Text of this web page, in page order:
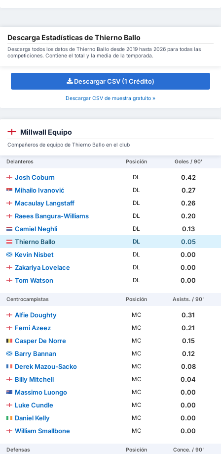
Descarga Estadísticas de Thierno Ballo
Descarga todos los datos de Thierno Ballo desde 2019 hasta 2026 para todas las
competiciones. Contiene el total y la media de la temporada.
Descargar CSV (1 Crédito)
Descargar CSV de muestra gratuito »
Millwall Equipo
Compañeros de equipo de Thierno Ballo en el club
Delanteros Posición Goles / 90'
Josh Coburn DL
0.42
Mihailo Ivanović
DL
0.27
Macaulay Langstaff
DL
0.26
Raees Bangura-Williams
DL
0.20
Camiel Neghli
DL
0.13
Thierno Ballo
DL
0.05
Kevin Nisbet
DL
0.00
Zakariya Lovelace
DL
0.00
Tom Watson
DL 0.00
Centrocampistas Posición Asists. / 90'
Alfie Doughty MC
0.31
Femi Azeez
MC
0.21
Casper De Norre
MC
0.15
Barry Bannan
MC
0.12
Derek Mazou-Sacko
MC
0.08
Billy Mitchell
MC
0.04
Massimo Luongo
MC
0.00
Luke Cundle
MC
0.00
Daniel Kelly
MC
0.00
William Smallbone
MC 0.00
Defensas Posición Conce. / 90'